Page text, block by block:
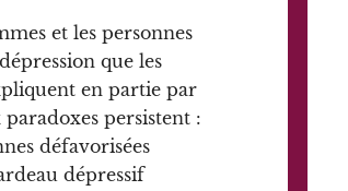
et les personnes
que les
en partie par
persistent :
défavorisées
dépressif